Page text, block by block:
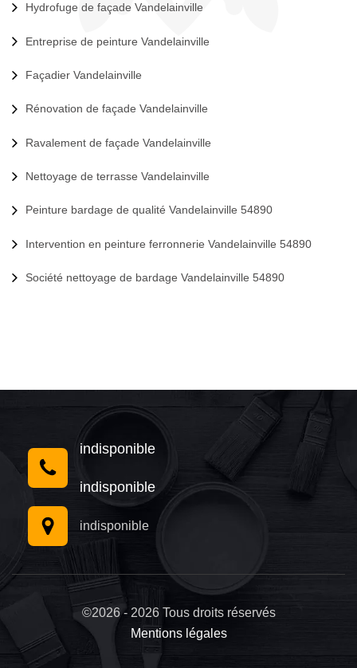
Hydrofuge de façade Vandelainville
Entreprise de peinture Vandelainville
Façadier Vandelainville
Rénovation de façade Vandelainville
Ravalement de façade Vandelainville
Nettoyage de terrasse Vandelainville
Peinture bardage de qualité Vandelainville 54890
Intervention en peinture ferronnerie Vandelainville 54890
Société nettoyage de bardage Vandelainville 54890
indisponible
indisponible
indisponible
©2026 - 2026 Tous droits réservés
Mentions légales